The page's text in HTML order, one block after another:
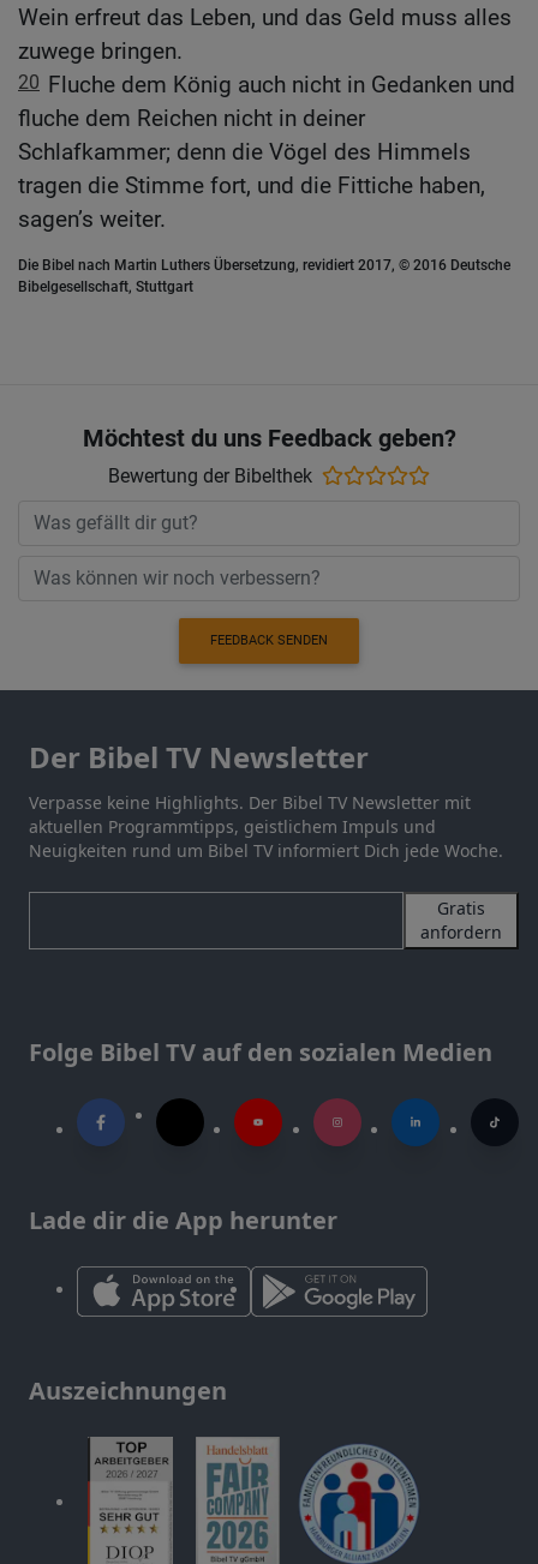
Wein erfreut das Leben, und das Geld muss alles
zuwege bringen.
20 Fluche dem König auch nicht in Gedanken und
fluche dem Reichen nicht in deiner
Schlafkammer; denn die Vögel des Himmels
tragen die Stimme fort, und die Fittiche haben,
sagen’s weiter.
Die Bibel nach Martin Luthers Übersetzung, revidiert 2017, © 2016 Deutsche
Bibelgesellschaft, Stuttgart
Möchtest du uns Feedback geben?
Bewertung der Bibelthek
FEEDBACK SENDEN
Der Bibel TV Newsletter
Verpasse keine Highlights. Der Bibel TV Newsletter mit
aktuellen Programmtipps, geistlichem Impuls und
Neuigkeiten rund um Bibel TV informiert Dich jede Woche.
Gratis
anfordern
Folge Bibel TV auf den sozialen Medien
Lade dir die App herunter
Auszeichnungen